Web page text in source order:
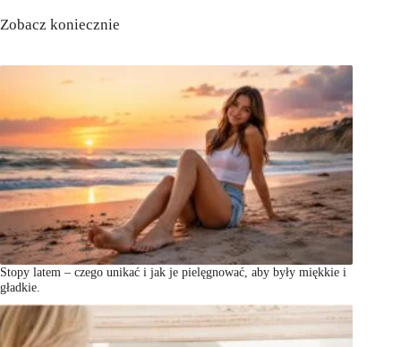
Zobacz koniecznie
Stopy latem – czego unikać i jak je pielęgnować, aby były miękkie i
gładkie.